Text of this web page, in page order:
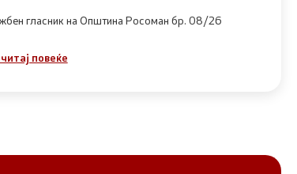
гласник на Општина Росоман бр. 08/26
повеќе